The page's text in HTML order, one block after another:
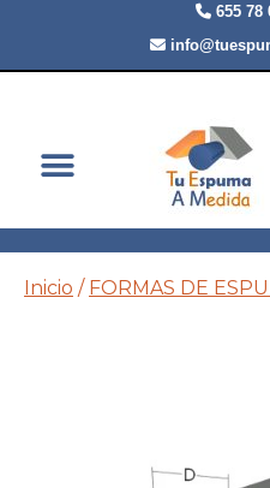
655 78
Inicio / FORMAS DE